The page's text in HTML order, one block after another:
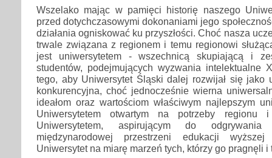
Wszelako mając w pamięci historię naszego
przed dotychczasowymi dokonaniami jego
działania ogniskować ku przyszłości. Choć nasza
trwale związana z regionem i temu regionowi
jest uniwersytetem - wszechnicą skupiającą i
studentów, podejmujących wyzwania intelektualne
tego, aby Uniwersytet Śląski dalej rozwijał się jako
konkurencyjna, choć jednocześnie wierna
ideałom oraz wartościom właściwym najlepszym
Uniwersytetem otwartym na potrzeby regionu
Uniwersytetem, aspirującym do
międzynarodowej przestrzeni edukacji
Uniwersytet na miarę marzeń tych, którzy go pragnęli i